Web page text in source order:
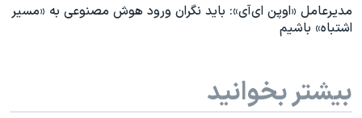
مدیرعامل «او‌پن ای‌آی»: باید نگران ورود هوش مصنوعی به «مسیر
اشتباه» باشیم
بیشتر بخوانید